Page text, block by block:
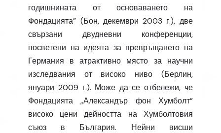
годишнината от основаването на
Фондацията” (Бон, декември 2003 г.), две
свързани двудневни конференции,
посветени на идеята за превръщането на
Германия в атрактивно място за научни
изследвания от високо ниво (Берлин,
януари 2009 г.). Може да се отбележи, че
Фондацията „Александър фон Хумболт”
високо цени дейността на Хумболтовия
съюз в България. Нейни висши